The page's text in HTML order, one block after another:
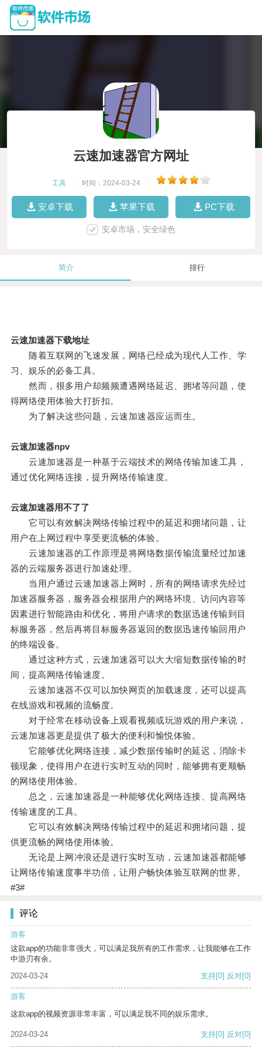
云速加速器官方网址
工具 时间：2024-03-24
安卓下载 苹果下载 PC下载
安卓市场，安全绿色
简介 排行
云速加速器下载地址
随着互联网的飞速发展，网络已经成为现代人工作、学
习、娱乐的必备工具。
然而，很多用户却频频遭遇网络延迟、拥堵等问题，使
得网络使用体验大打折扣。
为了解决这些问题，云速加速器应运而生。
云速加速器npv
云速加速器是一种基于云端技术的网络传输加速工具，
通过优化网络连接，提升网络传输速度。
云速加速器用不了了
它可以有效解决网络传输过程中的延迟和拥堵问题，让
用户在上网过程中享受更流畅的体验。
云速加速器的工作原理是将网络数据传输流量经过加速
器的云端服务器进行加速处理。
当用户通过云速加速器上网时，所有的网络请求先经过
加速器服务器，服务器会根据用户的网络环境、访问内容等
因素进行智能路由和优化，将用户请求的数据迅速传输到目
标服务器，然后再将目标服务器返回的数据迅速传输回用户
的终端设备。
通过这种方式，云速加速器可以大大缩短数据传输的时
间，提高网络传输速度。
云速加速器不仅可以加快网页的加载速度，还可以提高
在线游戏和视频的流畅度。
对于经常在移动设备上观看视频或玩游戏的用户来说，
云速加速器更是提供了极大的便利和愉悦体验。
它能够优化网络连接，减少数据传输时的延迟，消除卡
顿现象，使得用户在进行实时互动的同时，能够拥有更顺畅
的网络使用体验。
总之，云速加速器是一种能够优化网络连接、提高网络
传输速度的工具。
它可以有效解决网络传输过程中的延迟和拥堵问题，提
供更流畅的网络使用体验。
无论是上网冲浪还是进行实时互动，云速加速器都能够
让网络传输速度事半功倍，让用户畅快体验互联网的世界。
#3#
评论
游客
这款app的功能非常强大，可以满足我所有的工作需求，让我能够在工作
中游刃有余。
2024-03-24
支持[0] 反对[0]
游客
这款app的视频资源非常丰富，可以满足我不同的娱乐需求。
2024-03-24 支持[0] 反对[0]